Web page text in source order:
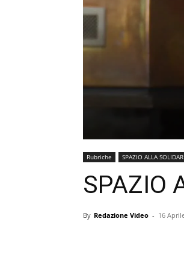
Rubriche SPAZIO ALLA
SPAZIO
By Redazione Video - 16